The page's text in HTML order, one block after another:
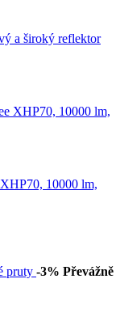
a široký reflektor
10000 lm,
-3% Převážně